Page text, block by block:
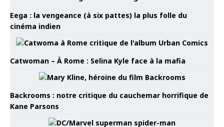
Eega : la vengeance (à six pattes) la plus folle du
cinéma indien
Catwoman – À Rome : Selina Kyle face à la mafia
Backrooms : notre critique du cauchemar horrifique de
Kane Parsons